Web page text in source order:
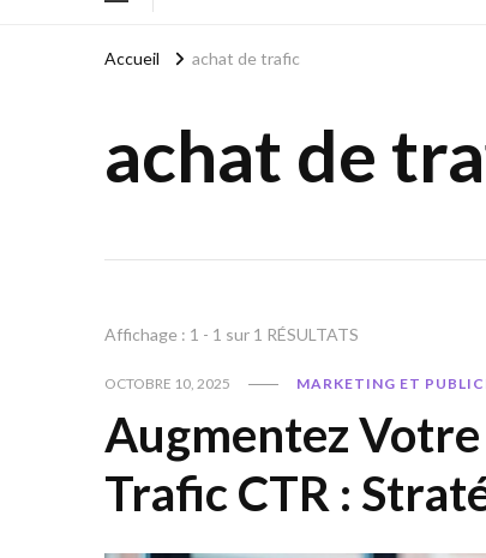
Accueil achat de trafic
achat de
Affichage : 1 - 1 sur 1 RÉSULTATS
OCTOBRE 10, 2025 MARKETING ET
Augmentez
Trafic CTR :